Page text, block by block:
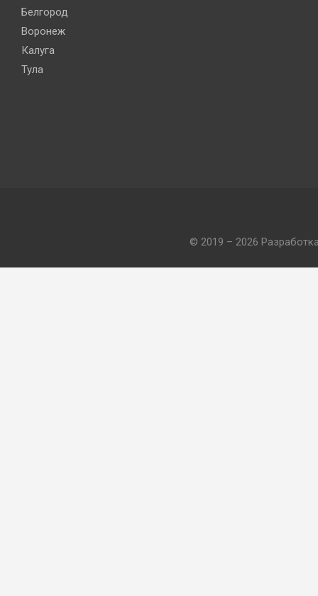
Белгород
Воронеж
Калуга
Тула
© 2019 – 2026